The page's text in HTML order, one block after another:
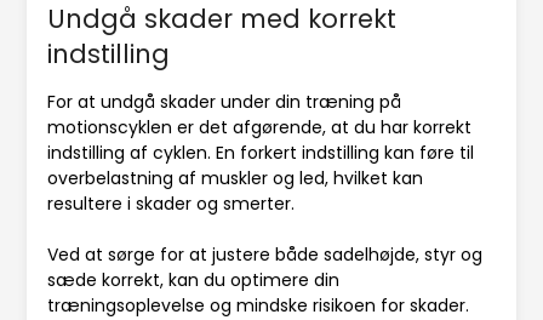
Undgå skader med korrekt
indstilling
For at undgå skader under din træning på
motionscyklen er det afgørende, at du har korrekt
indstilling af cyklen. En forkert indstilling kan føre til
overbelastning af muskler og led, hvilket kan
resultere i skader og smerter.
Ved at sørge for at justere både sadelhøjde, styr og
sæde korrekt, kan du optimere din
træningsoplevelse og mindske risikoen for skader.